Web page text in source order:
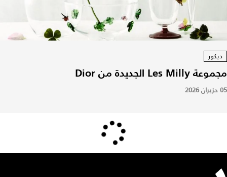
ديكور
مجموعة Les Milly الجديدة من Dior
05 حزيران 2026